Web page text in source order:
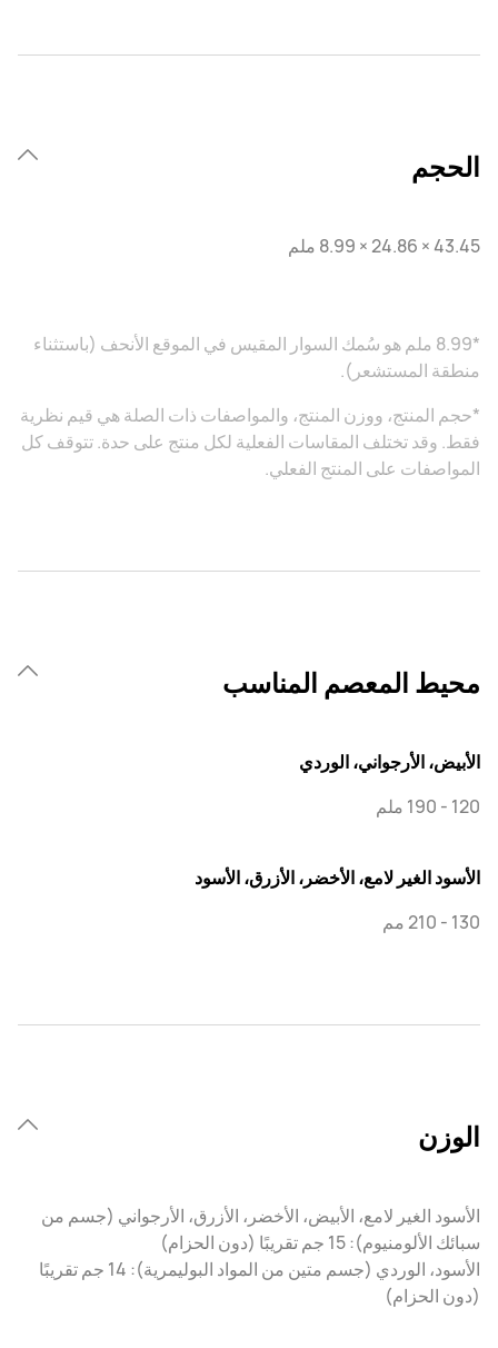
الحجم
43.45 × 24.86 × 8.99 ملم
*8.99 ملم هو سُمك السوار المقيس في الموقع الأنحف (باستثناء
منطقة المستشعر).
*حجم المنتج، ووزن المنتج، والمواصفات ذات الصلة هي قيم نظرية
فقط. وقد تختلف المقاسات الفعلية لكل منتج على حدة. تتوقف كل
المواصفات على المنتج الفعلي.
محيط المعصم المناسب
الأبيض، الأرجواني، الوردي
120 - 190 ملم
الأسود الغير لامع، الأخضر، الأزرق، الأسود
130 - 210 مم
الوزن
الأسود الغير لامع، الأبيض، الأخضر، الأزرق، الأرجواني (جسم من
سبائك الألومنيوم): 15 جم تقريبًا (دون الحزام)
الأسود، الوردي (جسم متين من المواد البوليمرية): 14 جم تقريبًا
(دون الحزام)